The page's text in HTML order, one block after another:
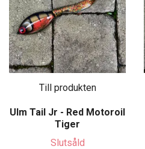
Till produkten
Ulm Tail Jr - Red Motoroil
Tiger
Slutsåld